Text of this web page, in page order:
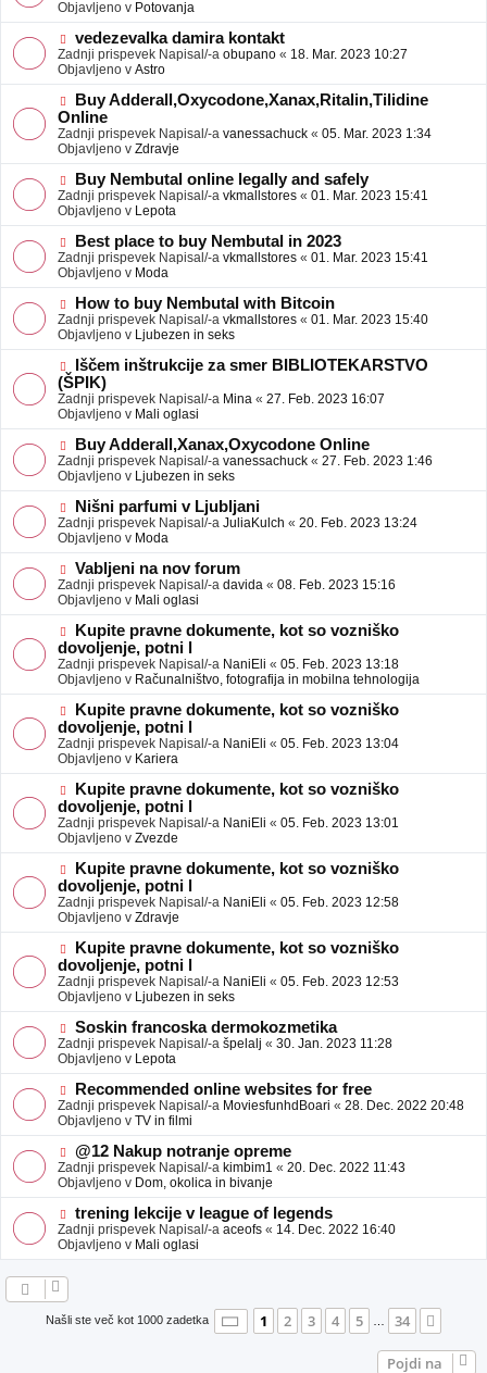
j
a
v
e
v
e
o
b
j
a
v
e
Objavljeno v Potovanja
N
o
v
e
o
b
j
a
v
e
vedezevalka damira kontakt
Zadnji prispevek Napisal/-a obupano « 18. Mar. 2023 10:27
Objavljeno v Astro
N
o
v
e
o
b
j
a
v
e
Buy Adderall,Oxycodone,Xanax,Ritalin,Tilidine
Online
Zadnji prispevek Napisal/-a vanessachuck « 05. Mar. 2023 1:34
Objavljeno v Zdravje
N
o
v
e
o
b
j
a
v
e
Buy Nembutal online legally and safely
Zadnji prispevek Napisal/-a vkmallstores « 01. Mar. 2023 15:41
Objavljeno v Lepota
N
o
v
e
o
b
j
a
v
e
Best place to buy Nembutal in 2023
Zadnji prispevek Napisal/-a vkmallstores « 01. Mar. 2023 15:41
Objavljeno v Moda
N
o
v
e
o
b
j
a
v
e
How to buy Nembutal with Bitcoin
Zadnji prispevek Napisal/-a vkmallstores « 01. Mar. 2023 15:40
Objavljeno v Ljubezen in seks
N
o
v
e
o
b
j
a
v
e
Iščem inštrukcije za smer BIBLIOTEKARSTVO
(ŠPIK)
Zadnji prispevek Napisal/-a Mina « 27. Feb. 2023 16:07
Objavljeno v Mali oglasi
N
o
v
e
o
b
j
a
v
e
Buy Adderall,Xanax,Oxycodone Online
Zadnji prispevek Napisal/-a vanessachuck « 27. Feb. 2023 1:46
Objavljeno v Ljubezen in seks
N
o
v
e
o
b
j
a
v
e
Nišni parfumi v Ljubljani
Zadnji prispevek Napisal/-a JuliaKulch « 20. Feb. 2023 13:24
Objavljeno v Moda
N
o
v
e
o
b
j
a
v
e
Vabljeni na nov forum
Zadnji prispevek Napisal/-a davida « 08. Feb. 2023 15:16
Objavljeno v Mali oglasi
N
o
v
e
o
b
a
v
e
Kupite pravne dokumente, kot so vozniško
dovoljenje, potni l
Zadnji prispevek Napisal/-a NaniEli « 05. Feb. 2023 13:18
Objavljeno v Računalništvo, fotografija in mobilna tehnologija
N
o
v
e
o
b
a
v
e
Kupite pravne dokumente, kot so vozniško
dovoljenje, potni l
Zadnji prispevek Napisal/-a NaniEli « 05. Feb. 2023 13:04
Objavljeno v Kariera
N
o
v
e
o
b
a
v
e
Kupite pravne dokumente, kot so vozniško
dovoljenje, potni l
Zadnji prispevek Napisal/-a NaniEli « 05. Feb. 2023 13:01
Objavljeno v Zvezde
N
o
v
e
o
b
a
v
e
Kupite pravne dokumente, kot so vozniško
dovoljenje, potni l
Zadnji prispevek Napisal/-a NaniEli « 05. Feb. 2023 12:58
Objavljeno v Zdravje
N
o
v
e
o
b
j
a
v
e
Kupite pravne dokumente, kot so vozniško
dovoljenje, potni l
Zadnji prispevek Napisal/-a NaniEli « 05. Feb. 2023 12:53
Objavljeno v Ljubezen in seks
N
o
v
e
o
b
j
a
v
e
Soskin francoska dermokozmetika
Zadnji prispevek Napisal/-a špelalj « 30. Jan. 2023 11:28
Objavljeno v Lepota
N
o
v
e
o
b
j
a
v
e
Recommended online websites for free
Zadnji prispevek Napisal/-a MoviesfunhdBoari « 28. Dec. 2022 20:48
Objavljeno v TV in filmi
N
o
v
e
o
b
j
a
@12 Nakup notranje opreme
Zadnji prispevek Napisal/-a kimbim1 « 20. Dec. 2022 11:43
Objavljeno v Dom, okolica in bivanje
N
o
v
e
a
trening lekcije v league of legends
Zadnji prispevek Napisal/-a aceofs « 14. Dec. 2022 16:40
Objavljeno v Mali oglasi
Našli ste več kot 1000 zadetka Stran 1od34
1 2 3 4 5 … 34
Pojdi na